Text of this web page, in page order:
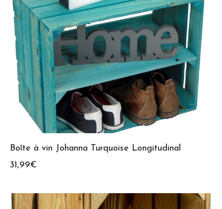
Boîte à vin Johanna Turquoise Longitudinal
31,99€